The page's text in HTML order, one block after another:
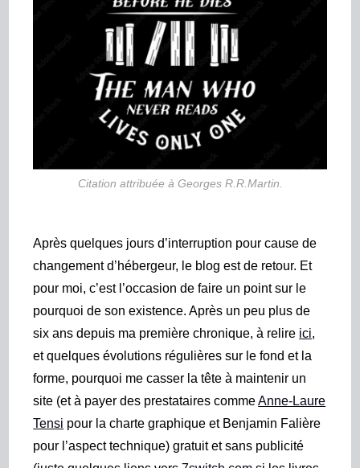
Citation attribuée à Georges R.R.Martin.
Après quelques jours d’interruption pour cause de
changement d’hébergeur, le blog est de retour. Et
pour moi, c’est l’occasion de faire un point sur le
pourquoi de son existence. Après un peu plus de
six ans depuis ma première chronique, à relire ici,
et quelques évolutions régulières sur le fond et la
forme, pourquoi me casser la tête à maintenir un
site (et à payer des prestataires commeAnne-Laure
Tensi pour la charte graphique et Benjamin Falière
pour l’aspect technique) gratuit et sans publicité